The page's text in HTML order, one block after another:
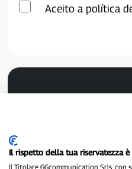
Aceito a política
P300.it é um
Número de registro 1/2021
Il rispetto della tua riservatezza
Il Titolare 66communication Srls, con